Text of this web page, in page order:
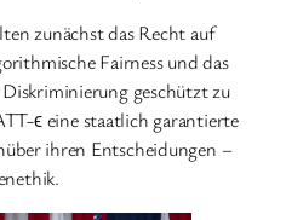
zunächst das Recht auf
Fairness und das
geschützt zu
ϵ eine staatlich garantierte
ihren Entscheidungen –